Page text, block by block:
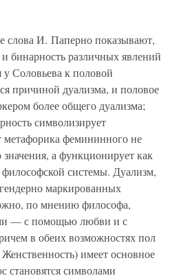
И. Паперно показывают,
бинарность различных явлений
Соловьева к половой
причиной дуализма, и половое
более общего дуализма;
символизирует
метафорика фемининного не
значения, а функционирует как
системы. Дуализм,
маркированных
по мнению философа,
— с помощью любви и с
в обеих возможностях пол
имеет основное
становятся символами